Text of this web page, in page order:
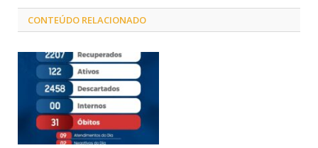
CONTEÚDO RELACIONADO